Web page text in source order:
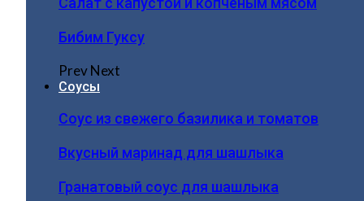
Бибим Гуксу
PrevNext
Соусы
Соус из свежего базилика и томатов
Вкусный маринад для шашлыка
Гранатовый соус для шашлыка